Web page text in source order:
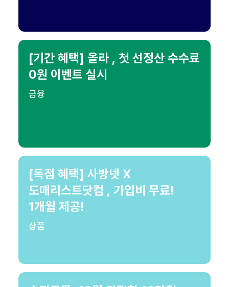
[기간 혜택] 올라 , 첫 선정산 수수료
0원 이벤트 실시
금융
[독점 혜택] 사방넷 X
도매리스트닷컴 , 가입비 무료!
1개월 제공!
상품